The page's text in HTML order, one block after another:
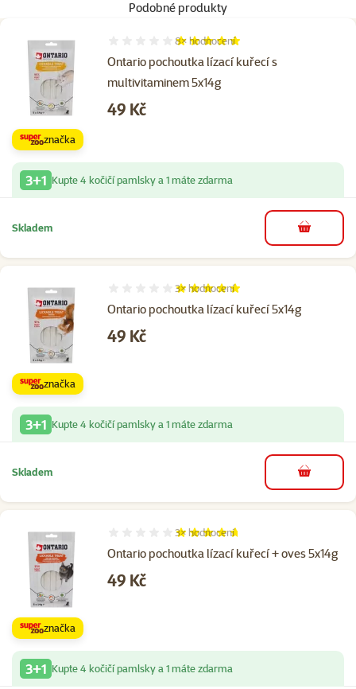
Podobné produkty
Ontario pochoutka lízací kuřecí s
multivitaminem 5x14g
Hodnocení 98%, počet hodnocení: 8
8× hodnocení
Cena
49 Kč
značka
3+1 Kupte 4 kočičí pamlsky a 1 máte zdarma
Skladem do košíku
Ontario pochoutka lízací kuřecí 5x14g
Hodnocení 100%, počet hodnocení: 3
3× hodnocení
Cena
49 Kč
značka
3+1 Kupte 4 kočičí pamlsky a 1 máte zdarma
Skladem do košíku
Ontario pochoutka lízací kuřecí + oves 5x14g
Hodnocení 93%, počet hodnocení: 3
3× hodnocení
Cena
49 Kč
značka
3+1 Kupte 4 kočičí pamlsky a 1 máte zdarma